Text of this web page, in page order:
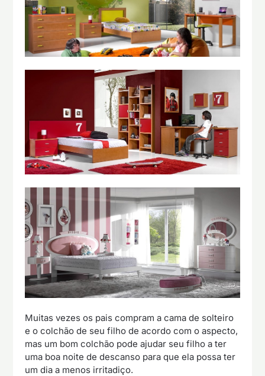
Muitas vezes os pais compram a cama de solteiro
e o colchão de seu filho de acordo com o aspecto,
mas um bom colchão pode ajudar seu filho a ter
uma boa noite de descanso para que ela possa ter
um dia a menos irritadiço.